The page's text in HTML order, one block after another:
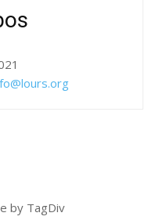
by TagDiv